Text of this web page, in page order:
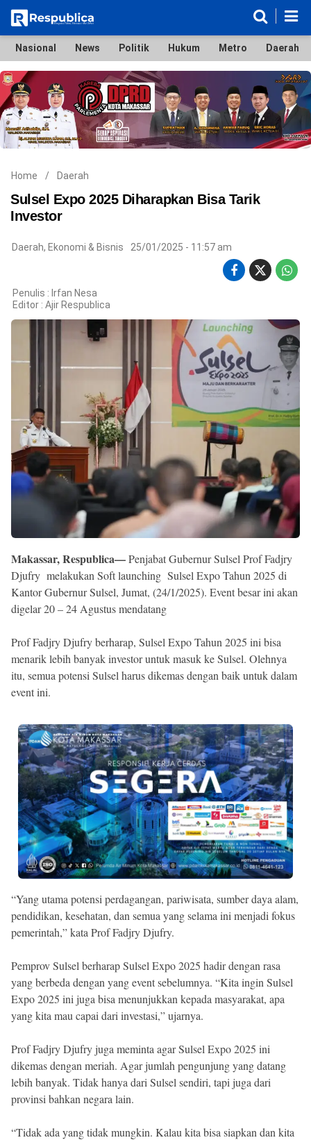
Nasional
News
Politik
Hukum
Metro
Daerah
Ekonomi & Bisnis
Lifestyle
Otomotif
Bola & Sport
Edukasi
Tokoh
Hiburan
©
Copyright
All
Right
Reserved
Nasional News Politik Hukum Metro Daerah
Home / Daerah
Sulsel Expo 2025 Diharapkan Bisa Tarik
Investor
Daerah, Ekonomi & Bisnis 25/01/2025 - 11:57 am
Penulis : Irfan Nesa
Editor : Ajir Respublica
Makassar, Respublica—Penjabat Gubernur Sulsel Prof Fadjry
Djufry melakukan Soft launching Sulsel Expo Tahun 2025 di
Kantor Gubernur Sulsel, Jumat, (24/1/2025). Event besar ini akan
digelar 20 – 24 Agustus mendatang
Prof Fadjry Djufry berharap, Sulsel Expo Tahun 2025 ini bisa
menarik lebih banyak investor untuk masuk ke Sulsel. Olehnya
itu, semua potensi Sulsel harus dikemas dengan baik untuk dalam
event ini.
“Yang utama potensi perdagangan, pariwisata, sumber daya alam,
pendidikan, kesehatan, dan semua yang selama ini menjadi fokus
pemerintah,” kata Prof Fadjry Djufry.
Pemprov Sulsel berharap Sulsel Expo 2025 hadir dengan rasa
yang berbeda dengan yang event sebelumnya. “Kita ingin Sulsel
Expo 2025 ini juga bisa menunjukkan kepada masyarakat, apa
yang kita mau capai dari investasi,” ujarnya.
Prof Fadjry Djufry juga meminta agar Sulsel Expo 2025 ini
dikemas dengan meriah. Agar jumlah pengunjung yang datang
lebih banyak. Tidak hanya dari Sulsel sendiri, tapi juga dari
provinsi bahkan negara lain.
“Tidak ada yang tidak mungkin. Kalau kita bisa siapkan dan kita